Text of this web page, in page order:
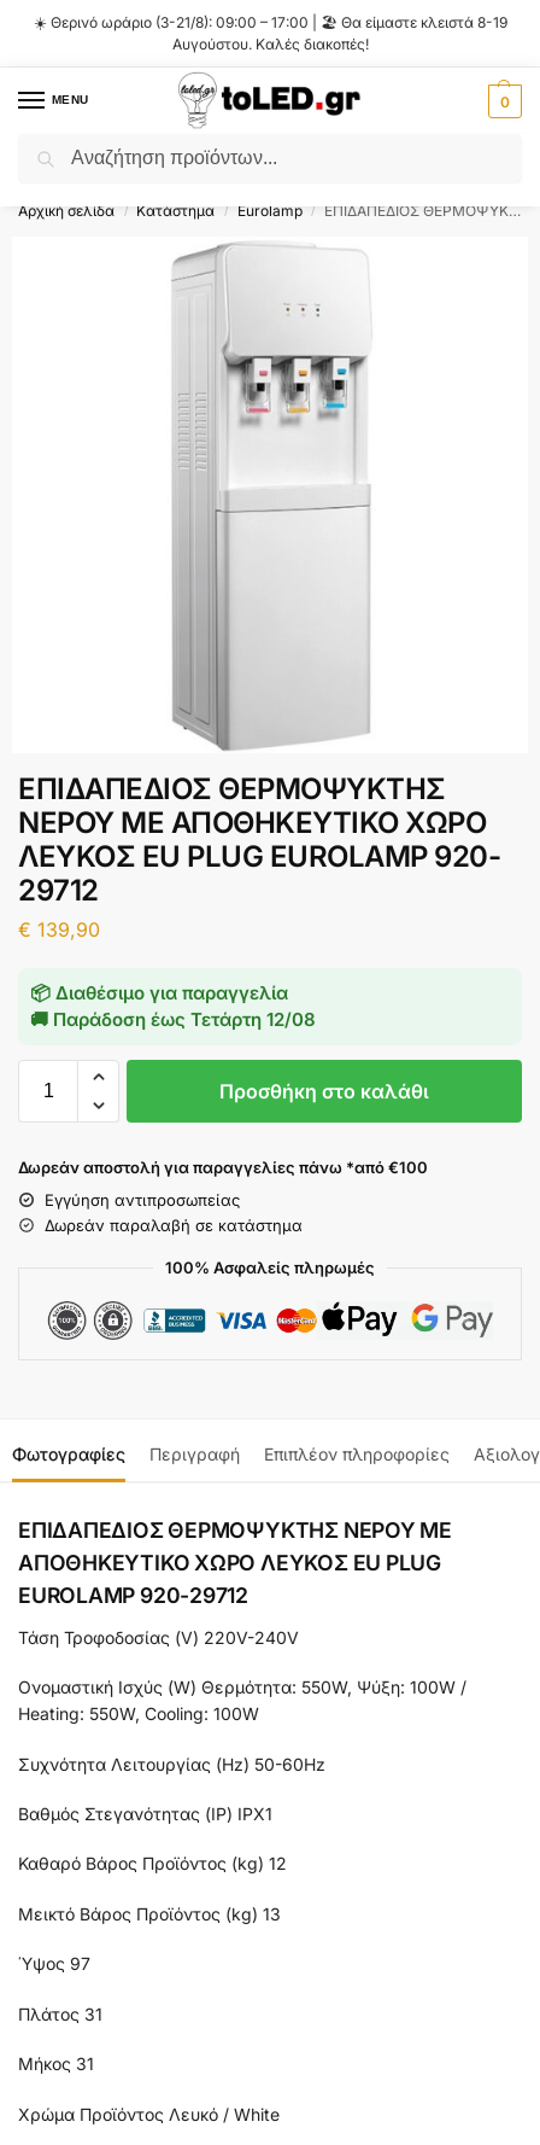
☀️ Θερινό ωράριο (3-21/8): 09:00 – 17:00 | 🏖️ Θα είμαστε κλειστά 8-19
Αυγούστου. Καλές διακοπές!
MENU 0
Flash Sale ⚡ 10% Έκπτωση με τον κωδικό
Αρχική σελίδα / Κατάστημα / Eurolamp / ΕΠΙΔΑΠΕΔΙΟΣ ΘΕΡΜΟΨΥΚΤΗΣ ΝΕΡΟΥ ΜΕ ΑΠΟΘΗΚΕΥΤΙΚΟ ΧΩΡΟ ΛΕΥΚΟΣ EU PLUG EUROLAMP 920-29712
ΕΠΙΔΑΠΕΔΙΟΣ ΘΕΡΜΟΨΥΚΤΗΣ
ΝΕΡΟΥ ΜΕ ΑΠΟΘΗΚΕΥΤΙΚΟ ΧΩΡΟ
ΛΕΥΚΟΣ EU PLUG EUROLAMP 920-
29712
€ 139,90
📦 Διαθέσιμο για παραγγελία
🚚 Παράδοση έως Τετάρτη 12/08
Προσθήκη στο καλάθι
Δωρεάν αποστολή για παραγγελίες πάνω *από €100
Εγγύηση αντιπροσωπείας
Δωρεάν παραλαβή σε κατάστημα
100% Ασφαλείς πληρωμές
Φωτογραφίες Περιγραφή Επιπλέον πληροφορίες
ΕΠΙΔΑΠΕΔΙΟΣ ΘΕΡΜΟΨΥΚΤΗΣ ΝΕΡΟΥ ΜΕ
ΑΠΟΘΗΚΕΥΤΙΚΟ ΧΩΡΟ ΛΕΥΚΟΣ EU PLUG
EUROLAMP 920-29712
Τάση Τροφοδοσίας (V) 220V-240V
Ονομαστική Ισχύς (W) Θερμότητα: 550W, Ψύξη: 100W /
Heating: 550W, Cooling: 100W
Συχνότητα Λειτουργίας (Hz) 50-60Hz
Βαθμός Στεγανότητας (IP) IPX1
Καθαρό Βάρος Προϊόντος (kg) 12
Μεικτό Βάρος Προϊόντος (kg) 13
Ύψος 97
Πλάτος 31
Μήκος 31
Χρώμα Προϊόντος Λευκό / White